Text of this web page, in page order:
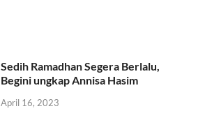
Sedih Ramadhan Segera Berlalu,
Begini ungkap Annisa Hasim
April 16, 2023